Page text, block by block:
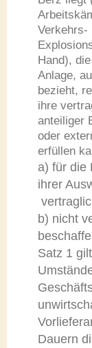
Verkehrs-
Hand),
Anlage,
bezieht,
ihre
anteiliger
oder
erfüllen
a) für die
ihrer
b) nicht
Satz 1
Dauern